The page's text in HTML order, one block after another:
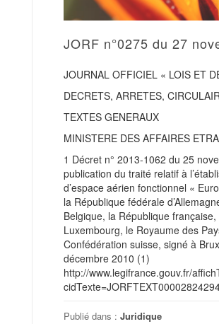
JORF n°0275 du 27
JOURNAL OFFICIEL « LOIS ET
DECRETS, ARRETES,
TEXTES GENERAUX
MINISTERE DES AFFAIRES
1 Décret n° 2013-1062 du 25
publication du traité relatif à
d’espace aérien fonctionnel «
la République fédérale
Belgique, la République
Luxembourg, le Royaume des
Confédération suisse, signé à
décembre 2010 (1)
http://www.legifrance.gouv.fr/
Publié dans : Juridique